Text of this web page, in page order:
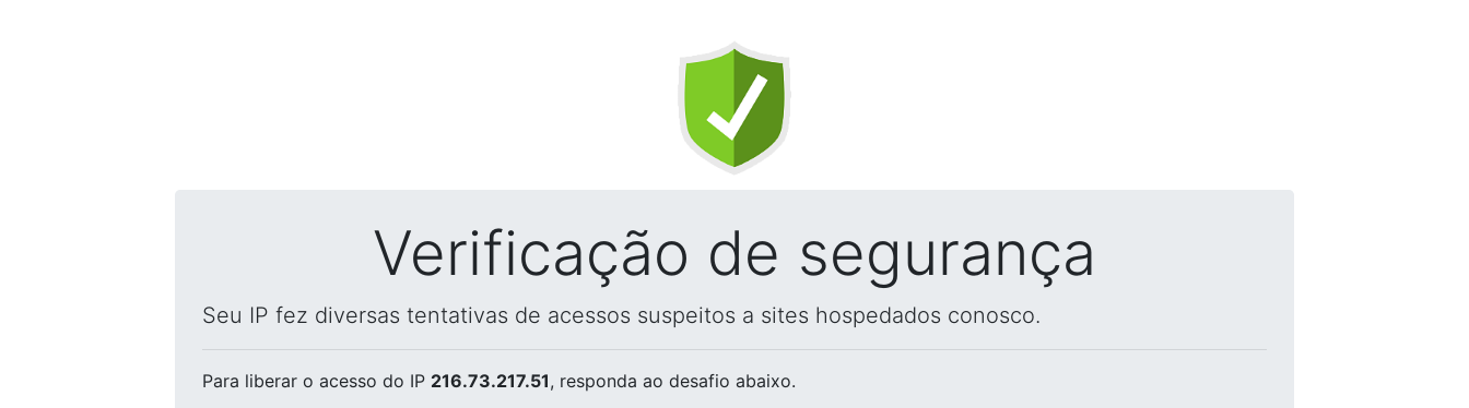
Verificação de segurança
Seu IP fez diversas tentativas de acessos suspeitos a sites hospedados conosco.
Para liberar o acesso do IP 216.73.217.51, responda ao desafio abaixo.